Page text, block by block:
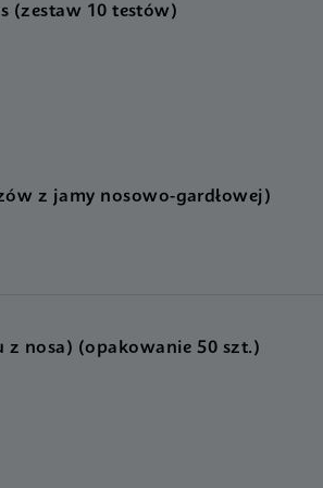
(zestaw 10 testów)
z jamy nosowo-gardłowej)
z nosa) (opakowanie 50 szt.)